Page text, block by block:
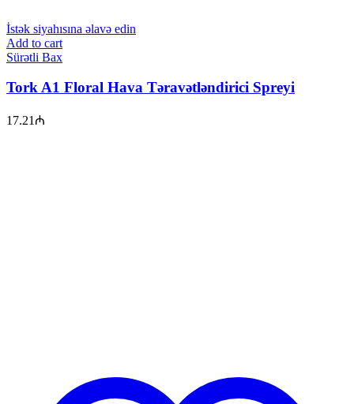
İstək siyahısına əlavə edin
Add to cart
Sürətli Bax
Tork A1 Floral Hava Təravətləndirici Spreyi
17.21 ₼